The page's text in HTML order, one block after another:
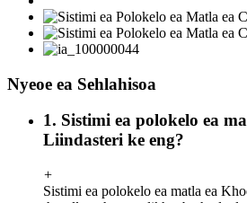
Nyeoe ea Sehlahisoa
1. Sistimi ea polokelo ea
Liindasteri ke eng?
+
Sistimi ea polokelo ea matla ea